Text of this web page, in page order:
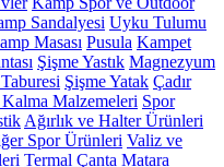
Sandalyesi Uyku Tulumu
Masası Pusula Kampet
Şişme Yastık Magnezyum
Şişme Yatak Çadır
Malzemeleri Spor
Ağırlık ve Halter Ürünleri
Spor Ürünleri Valiz ve
Termal Çanta Matara